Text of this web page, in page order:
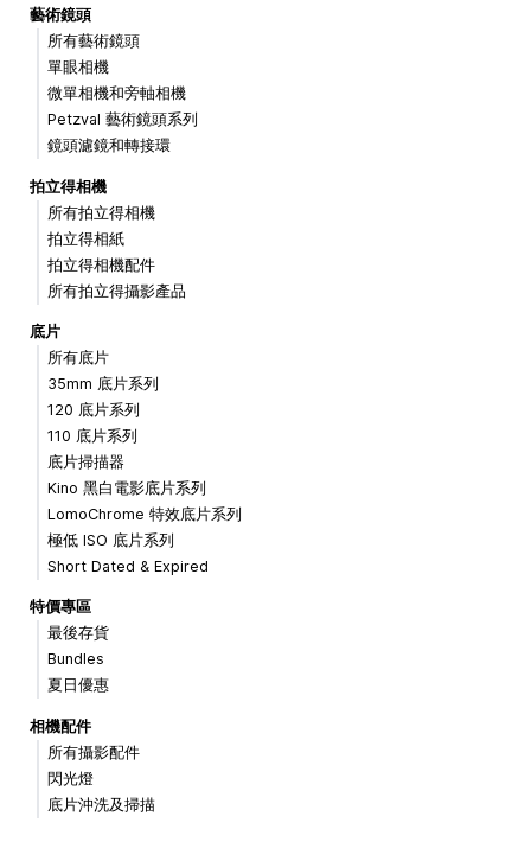
藝術鏡頭
所有藝術鏡頭
單眼相機
微單相機和旁軸相機
Petzval 藝術鏡頭系列
鏡頭濾鏡和轉接環
拍立得相機
所有拍立得相機
拍立得相紙
拍立得相機配件
所有拍立得攝影產品
底片
所有底片
35mm 底片系列
120 底片系列
110 底片系列
底片掃描器
Kino 黑白電影底片系列
LomoChrome 特效底片系列
極低 ISO 底片系列
Short Dated & Expired
特價專區
最後存貨
Bundles
夏日優惠
相機配件
所有攝影配件
閃光燈
底片沖洗及掃描